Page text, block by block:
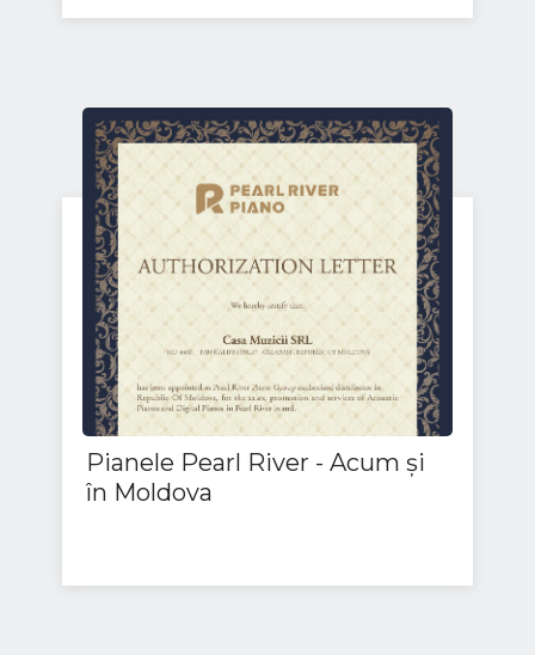
Pianele Pearl River - Acum și
în Moldova